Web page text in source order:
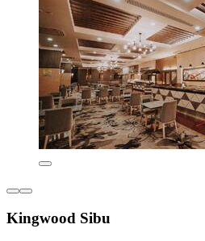
Kingwood Sibu